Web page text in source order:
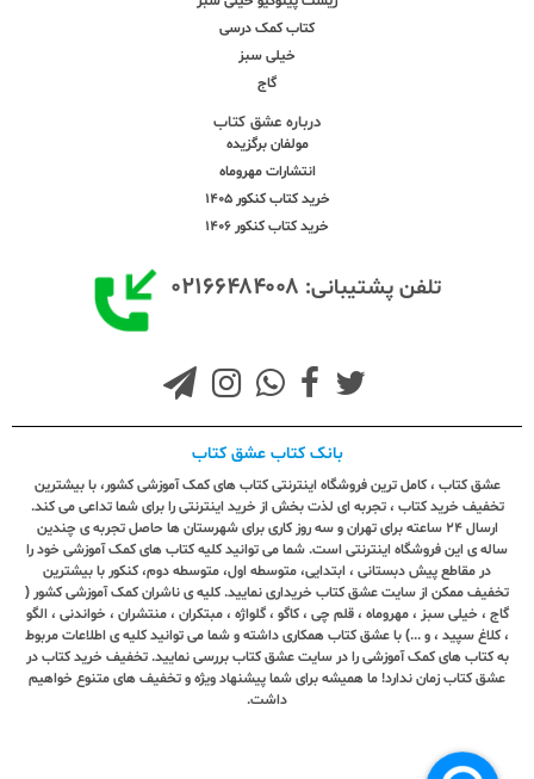
کتاب کمک درسی
خیلی سبز
گاج
درباره عشق کتاب
مولفان برگزیده
انتشارات مهروماه
خرید کتاب کنکور 1405
خرید کتاب کنکور 1406
تلفن پشتیبانی: ۰۲۱۶۶۴۸۴۰۰۸
بانک کتاب عشق کتاب
عشق کتاب ، کامل ترین فروشگاه اینترنتی کتاب های کمک آموزشی کشور، با بیشترین
تخفیف خرید کتاب ، تجربه ای لذت بخش از خرید اینترنتی را برای شما تداعی می کند.
ارسال ٢٤ ساعته برای تهران و سه روز کاری برای شهرستان ها حاصل تجربه ی چندین
ساله ی این فروشگاه اینترنتی است. شما می توانید کلیه کتاب های کمک آموزشی خود را
در مقاطع پیش دبستانی ، ابتدایی، متوسطه اول، متوسطه دوم، کنکور با بیشترین
تخفیف ممکن از سایت عشق کتاب خریداری نمایید. کلیه ی ناشران کمک آموزشی کشور (
گاج ، خیلی سبز ، مهروماه ، قلم چی ، کاگو ، گلواژه ، مبتکران ، منتشران ، خواندنی ، الگو
، کلاغ سپید ، و ...) با عشق کتاب همکاری داشته و شما می توانید کلیه ی اطلاعات مربوط
به کتاب های کمک آموزشی را در سایت عشق کتاب بررسی نمایید. تخفیف خرید کتاب در
عشق کتاب زمان ندارد! ما همیشه برای شما پیشنهاد ویژه و تخفیف های متنوع خواهیم
داشت.